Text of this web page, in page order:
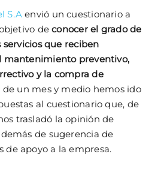
S.Aenvió un cuestionario a
deconocer el grado de
servicios que reciben
mantenimiento preventivo,
y la compra de
de un mes y medio hemos ido
al cuestionario que, de
trasladó la opinión de
de sugerencia de
de apoyo a la empresa.